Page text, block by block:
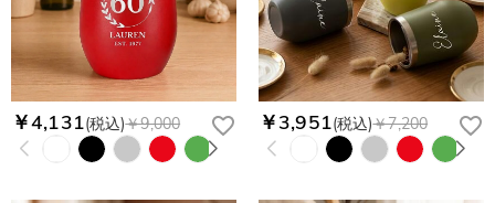
￥4,131(税込)￥9,000 ￥3,951(税込)￥7,200